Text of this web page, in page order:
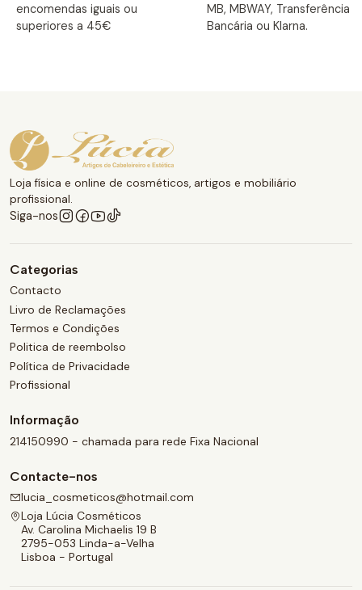
encomendas iguais ou
superiores a 45€
MB, MBWAY, Transferência
Bancária ou Klarna.
Loja física e online de cosméticos, artigos e mobiliário
profissional.
Siga-nos
Categorias
Contacto
Livro de Reclamações
Termos e Condições
Politica de reembolso
Política de Privacidade
Profissional
Informação
214150990 - chamada para rede Fixa Nacional
Contacte-nos
lucia_cosmeticos@hotmail.com
Loja Lúcia Cosméticos
Av. Carolina Michaelis 19 B
2795-053 Linda-a-Velha
Lisboa - Portugal